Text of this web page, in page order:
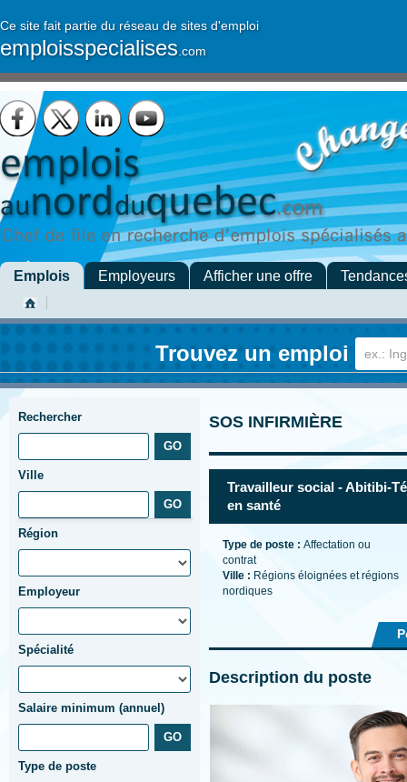
Ce site fait partie du réseau de sites d'emploi
emploisspecialises .com
Emplois Employeurs Afficher une offre
Trouvez un emploi
Rechercher
Ville
Région
Employeur
Spécialité
Salaire minimum (annuel)
Type de poste
SOS INFIRMIÈRE
Travailleur social - Abitibi-
en santé
Type de poste : Affectation ou
contrat
Ville : Régions éloignées et régions
nordiques
Description du poste